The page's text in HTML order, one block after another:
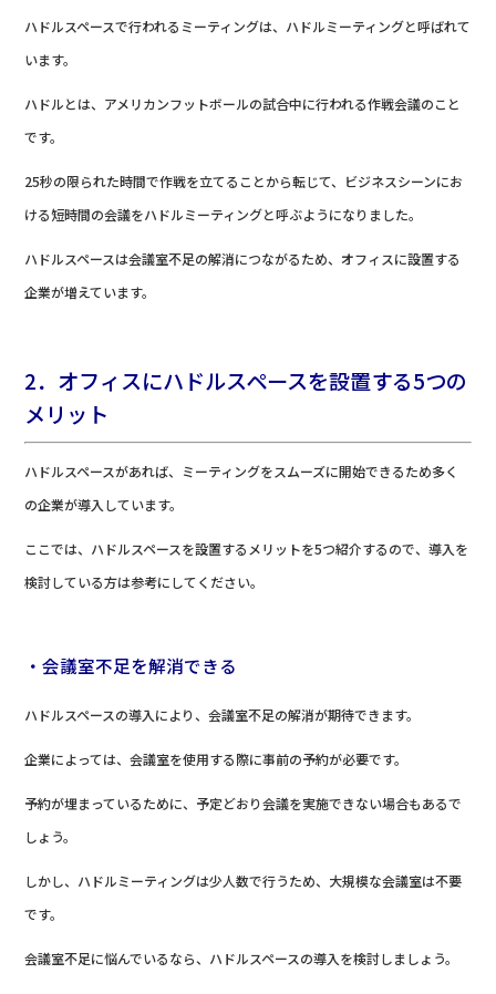
ハドルスペースで行われるミーティングは、ハドルミーティングと呼ばれて
います。
ハドルとは、アメリカンフットボールの試合中に行われる作戦会議のこと
です。
25秒の限られた時間で作戦を立てることから転じて、ビジネスシーンにお
ける短時間の会議をハドルミーティングと呼ぶようになりました。
ハドルスペースは会議室不足の解消につながるため、オフィスに設置する
企業が増えています。
2．オフィスにハドルスペースを設置する5つの
メリット
ハドルスペースがあれば、ミーティングをスムーズに開始できるため多く
の企業が導入しています。
ここでは、ハドルスペースを設置するメリットを5つ紹介するので、導入を
検討している方は参考にしてください。
・会議室不足を解消できる
ハドルスペースの導入により、会議室不足の解消が期待できます。
企業によっては、会議室を使用する際に事前の予約が必要です。
予約が埋まっているために、予定どおり会議を実施できない場合もあるで
しょう。
しかし、ハドルミーティングは少人数で行うため、大規模な会議室は不要
です。
会議室不足に悩んでいるなら、ハドルスペースの導入を検討しましょう。